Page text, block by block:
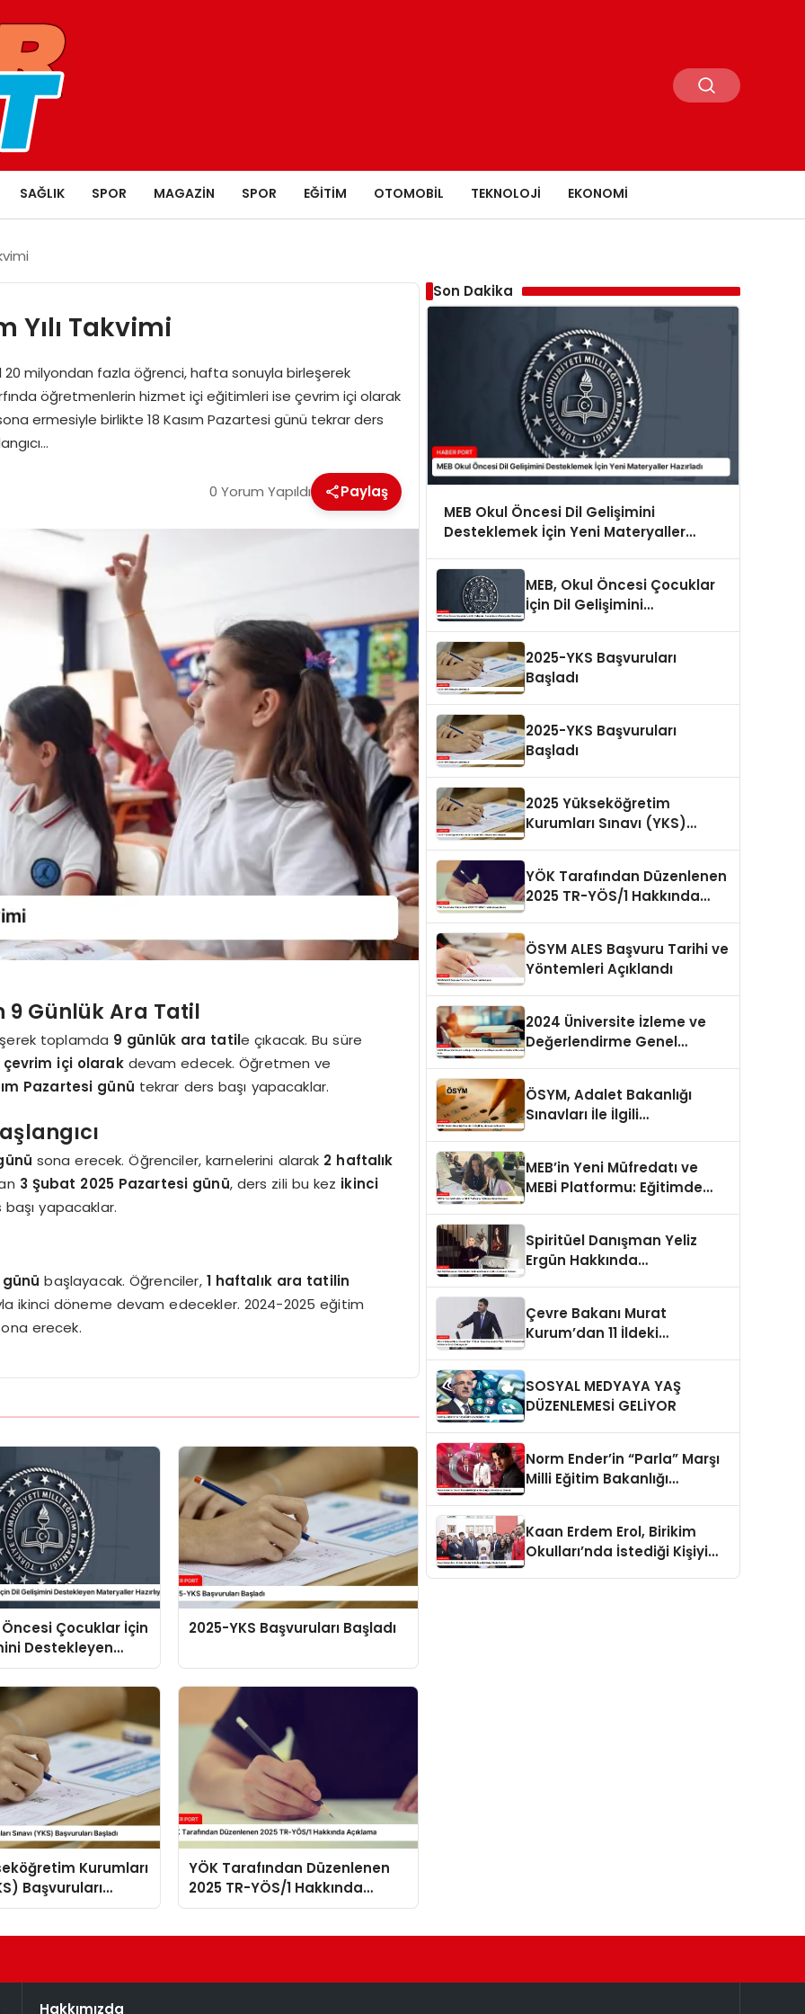
SAĞLIK SPOR MAGAZIN SPOR EĞITIM OTOMOBIL TEKNOLOJI EKONOMI
Yılı Takvimi
milyondan fazla öğrenci, hafta sonuyla birleşerek
öğretmenlerin hizmet içi eğitimleri ise çevrim içi olarak
ermesiyle birlikte 18 Kasım Pazartesi günü tekrar ders
0 Yorum Yapıldı Paylaş
Günlük Ara Tatil
toplamda 9 günlük ara tatile çıkacak. Bu süre
çevrim içi olarakdevam edecek. Öğretmen ve
Pazartesi günü tekrar ders başı yapacaklar.
sona erecek. Öğrenciler, karnelerini alarak 2 haftalık
3 Şubat 2025 Pazartesi günü, ders zili bu kez ikinci
yapacaklar.
başlayacak. Öğrenciler, 1 haftalık ara tatilin
ikinci döneme devam edecekler. 2024-2025 eğitim
erecek.
Öncesi Çocuklar İçin
Destekleyen
Hazırlıyor
2025-YKS Başvuruları Başladı
Kurumları
Başvuruları
YÖK Tarafından Düzenlenen
2025 TR-YÖS/1 Hakkında
Açıklama
Son Dakika
MEB Okul Öncesi Dil Gelişimini
Desteklemek İçin Yeni Materyaller
MEB, Okul Öncesi Çocuklar
İçin Dil Gelişimini
2025-YKS Başvuruları
Başladı
2025-YKS Başvuruları
Başladı
2025 Yükseköğretim
Kurumları Sınavı (YKS)
YÖK Tarafından Düzenlenen
2025 TR-YÖS/1 Hakkında
ÖSYM ALES Başvuru Tarihi ve
Yöntemleri Açıklandı
2024 Üniversite İzleme ve
Değerlendirme Genel
ÖSYM, Adalet Bakanlığı
Sınavları İle İlgili
MEB’in Yeni Müfredatı ve
MEBİ Platformu: Eğitimde
Spiritüel Danışman Yeliz
Ergün Hakkında
Çevre Bakanı Murat
Kurum’dan 11 İldeki
Evsiz Kalmayacak”
SOSYAL MEDYAYA YAŞ
DÜZENLEMESİ GELİYOR
Norm Ender’in “Parla” Marşı
Milli Eğitim Bakanlığı
Kaan Erdem Erol, Birikim
Okulları’nda İstediği Kişiyi
Hakkımızda